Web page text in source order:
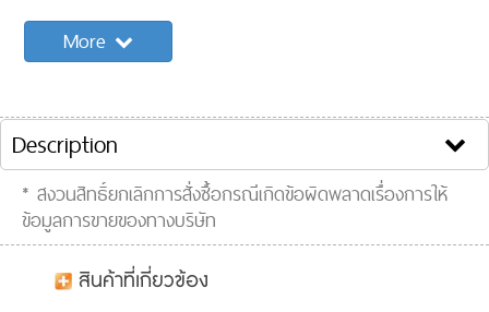
Sample Content:
Song list:
More
Description
* สงวนสิทธิ์ยกเลิกการสั่งซื้อกรณีเกิดข้อผิดพลาดเรื่องการให้
ข้อมูลการขายของทางบริษัท
สินค้าที่เกี่ยวข้อง